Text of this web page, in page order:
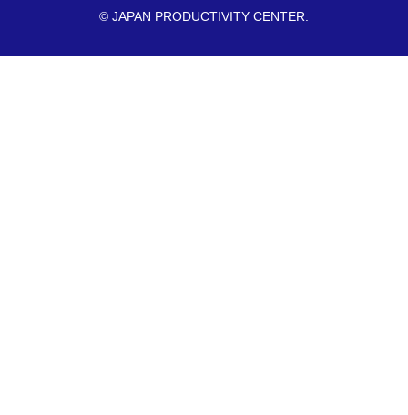
© JAPAN PRODUCTIVITY CENTER.